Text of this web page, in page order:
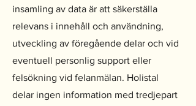
insamling av data är att säkerställa
relevans i innehåll och användning,
utveckling av föregående delar och vid
eventuell personlig support eller
felsökning vid felanmälan. Holistal
delar ingen information med tredjepart